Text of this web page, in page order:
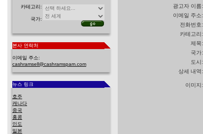
카테고리:
국가:
본사 연락처
이메일 주소:
cashramsell@cashramspam.com
뉴스 링크
호주
캐나다
중국
홍콩
인도
일본
광고자 이름:
이메일 주소:
전화번호:
카테고리:
제목:
국가:
도시:
상세 내역:
이미지: